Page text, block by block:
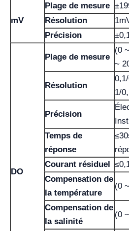
mV
Plage de mesure
Résolution
Précision
DO
Plage de mesure
(0
~
Résolution
1/
Précision
Temps de
réponse
Courant résiduel
Compensation de
la température
(0
Compensation de
la salinité
(0